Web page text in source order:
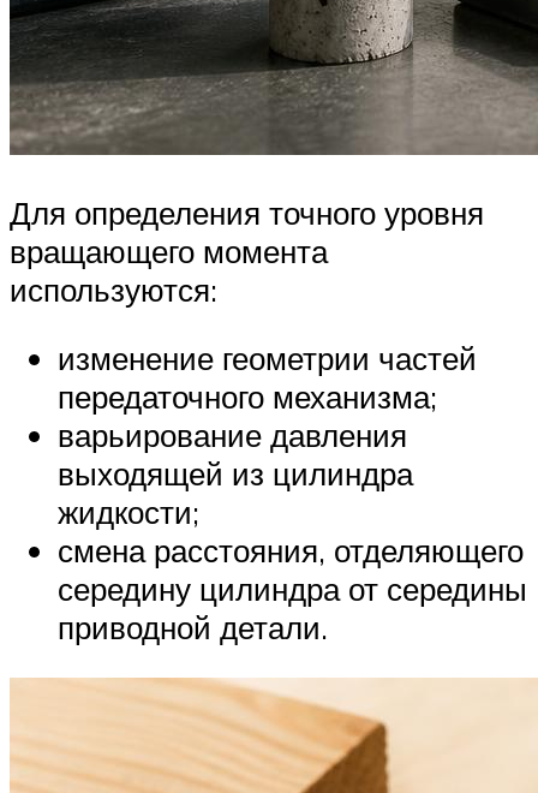
Для определения точного уровня
вращающего момента
используются:
изменение геометрии частей
передаточного механизма;
варьирование давления
выходящей из цилиндра
жидкости;
смена расстояния, отделяющего
середину цилиндра от середины
приводной детали.